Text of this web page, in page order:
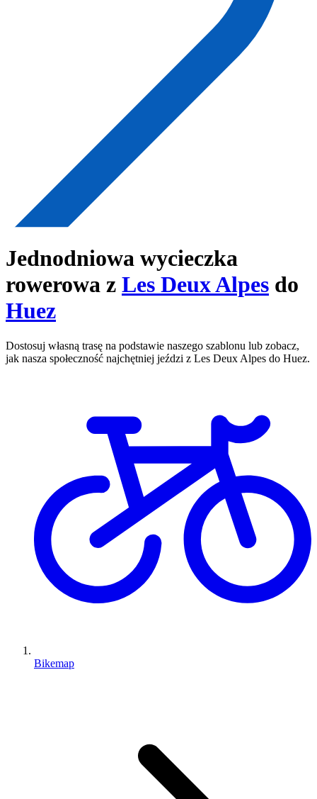
Jednodniowa wycieczka
rowerowa z Les Deux Alpes do
Huez
Dostosuj własną trasę na podstawie naszego szablonu lub zobacz,
jak nasza społeczność najchętniej jeździ z Les Deux Alpes do Huez.
Bikemap